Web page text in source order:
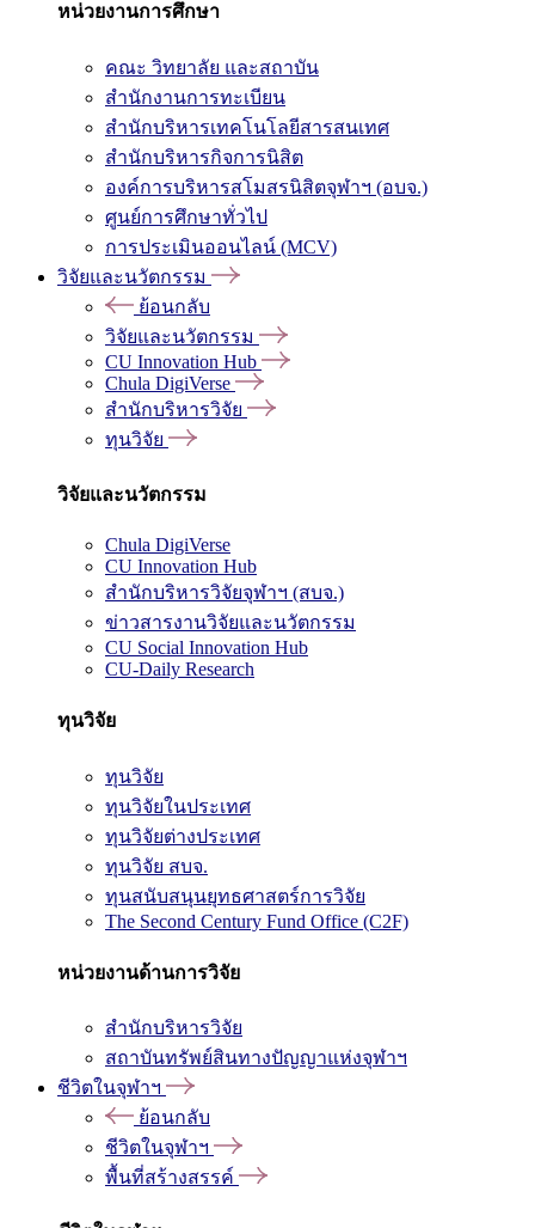
หน่วยงานการศึกษา
คณะ วิทยาลัย และสถาบัน
สำนักงานการทะเบียน
สำนักบริหารเทคโนโลยีสารสนเทศ
สำนักบริหารกิจการนิสิต
องค์การบริหารสโมสรนิสิตจุฬาฯ (อบจ.)
ศูนย์การศึกษาทั่วไป
การประเมินออนไลน์ (MCV)
วิจัยและนวัตกรรม
ย้อนกลับ
วิจัยและนวัตกรรม
CU Innovation Hub
Chula DigiVerse
สำนักบริหารวิจัย
ทุนวิจัย
วิจัยและนวัตกรรม
Chula DigiVerse
CU Innovation Hub
สำนักบริหารวิจัยจุฬาฯ (สบจ.)
ข่าวสารงานวิจัยและนวัตกรรม
CU Social Innovation Hub
CU-Daily Research
ทุนวิจัย
ทุนวิจัย
ทุนวิจัยในประเทศ
ทุนวิจัยต่างประเทศ
ทุนวิจัย สบจ.
ทุนสนับสนุนยุทธศาสตร์การวิจัย
The Second Century Fund Office (C2F)
หน่วยงานด้านการวิจัย
สำนักบริหารวิจัย
สถาบันทรัพย์สินทางปัญญาแห่งจุฬาฯ
ชีวิตในจุฬาฯ
ย้อนกลับ
ชีวิตในจุฬาฯ
พื้นที่สร้างสรรค์